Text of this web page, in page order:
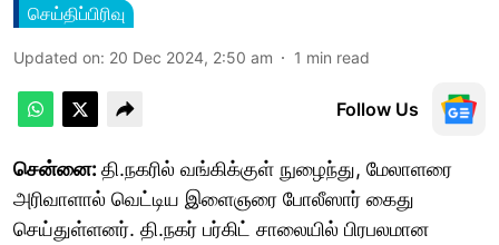
செய்திப்பிரிவு
Updated on: 20 Dec 2024, 2:50 am 1 min read
Follow Us
சென்னை: தி.நகரில் வங்கிக்குள் நுழைந்து, மேலாளரை
அரிவாளால் வெட்டிய இளைஞரை போலீஸார் கைது
செய்துள்ளனர். தி.நகர் பர்கிட் சாலையில் பிரபலமான